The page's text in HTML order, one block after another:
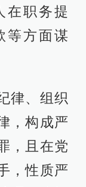
在职务提
等方面谋
律、组织
，构成严
，且在党
，性质严